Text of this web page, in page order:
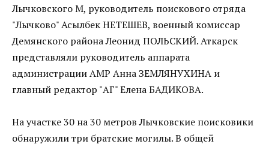
Лычковского М, руководитель поискового отряда
"Лычково" Асылбек НЕТЕШЕВ, военный комиссар
Демянского района Леонид ПОЛЬСКИЙ. Аткарск
представляли руководитель аппарата
администрации АМР Анна ЗЕМЛЯНУХИНА и
главный редактор "АГ" Елена БАДИКОВА.
На участке 30 на 30 метров Лычковские поисковики
обнаружили три братские могилы. В общей